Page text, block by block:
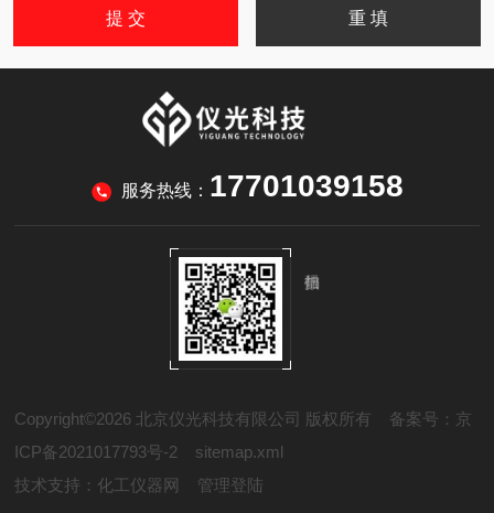
服务热线： 17701039158
Copyright©2026 北京仪光科技有限公司 版权所有 备案号：京
ICP备2021017793号-2
sitemap.xml
技术支持： 化工仪器网 管理登陆